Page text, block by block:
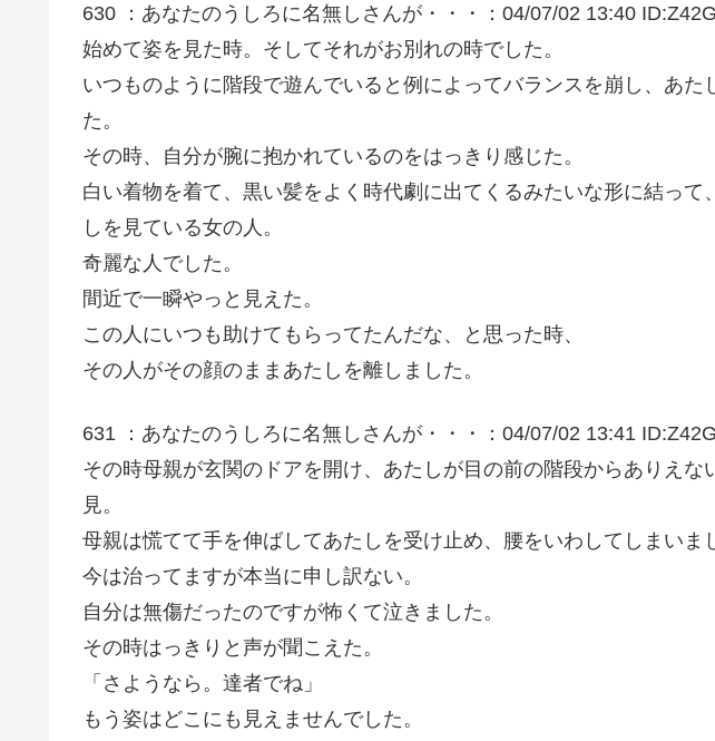
630 ：あなたのうしろに名無しさんが・・・：04/07/02 13:40
始めて姿を見た時。そしてそれがお別れの時でした。
いつものように階段で遊んでいると例によってバランスを崩し、あた
た。
その時、自分が腕に抱かれているのをはっきり感じた。
白い着物を着て、黒い髪をよく時代劇に出てくるみたいな形に結って
しを見ている女の人。
奇麗な人でした。
間近で一瞬やっと見えた。
この人にいつも助けてもらってたんだな、と思った時、
その人がその顔のままあたしを離しました。
631 ：あなたのうしろに名無しさんが・・・：04/07/02 13:41
その時母親が玄関のドアを開け、あたしが目の前の階段からありえな
見。
母親は慌てて手を伸ばしてあたしを受け止め、腰をいわしてしまいま
今は治ってますが本当に申し訳ない。
自分は無傷だったのですが怖くて泣きました。
その時はっきりと声が聞こえた。
「さようなら。達者でね」
もう姿はどこにも見えませんでした。